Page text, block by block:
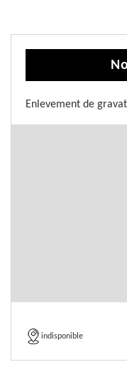
Enlevement de
indisponible